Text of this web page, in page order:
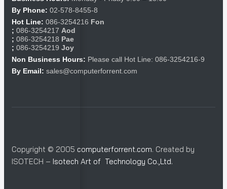
By Phone: 02-578-8455-8
Hot Line: 086-3254216 Fon
; 086-3254217 Aod
; 086-3254218 Pae
; 086-3254219 Joy
Non Business Hours: Please call Hot Line: 086-3254216-9
By Email: sales@computerforrent.com
Copyright © 2005 computerforrent.com. Created by
ISOTECH – Isotech Art of Technology Co.,Ltd.